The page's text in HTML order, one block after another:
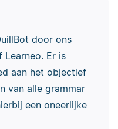
door ons
Learneo. Er is
aan het objectief
van alle grammar
een oneerlijke